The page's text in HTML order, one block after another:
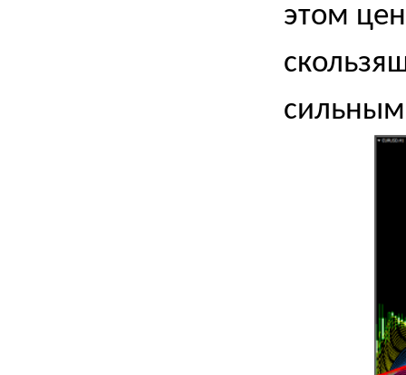
этом
сильным